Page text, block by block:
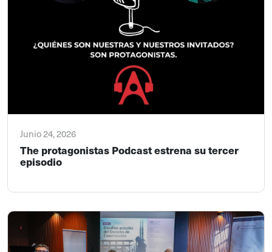
Junio 24, 2026
The protagonistas Podcast estrena su tercer
episodio